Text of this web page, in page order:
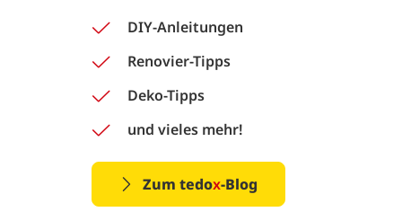
DIY-Anleitungen
Renovier-Tipps
Deko-Tipps
und vieles mehr!
Zum tedox-Blog